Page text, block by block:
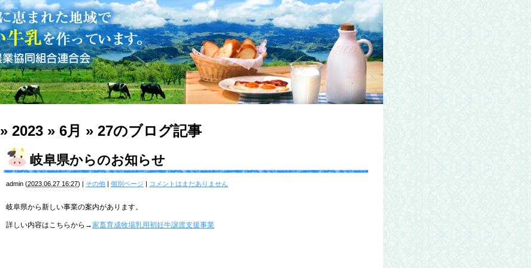
» 2023 » 6月 » 27のブログ記事
岐阜県からのお知らせ
admin (2023.06.27 16:27) | その他 | 個別ページ | コメントはまだありません
岐阜県から新しい事業の案内があります。
詳しい内容はこちらから→家畜育成牧場乳用初妊牛譲渡支援事業